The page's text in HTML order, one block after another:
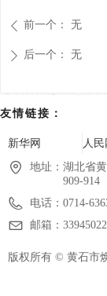
ꄴ 前一个： 无
ꄲ 后一个： 无
地址： 湖北省
909-914
电话： 0714-
邮箱：
版权所有 © 黄石市
友情链接：
新华网 人民